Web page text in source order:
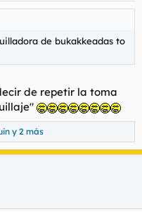
de bukakkeadas to
de repetir la toma
y 2 más